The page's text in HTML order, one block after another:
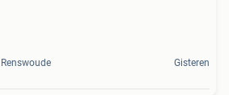
Renswoude Gisteren